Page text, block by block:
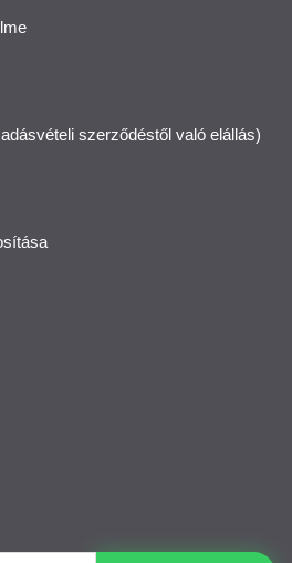
szerződéstől való elállás)